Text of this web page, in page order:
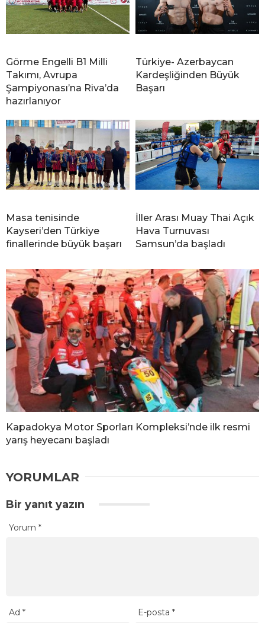
Görme Engelli B1 Milli
Takımı, Avrupa
Şampiyonası’na Riva’da
hazırlanıyor
Türkiye- Azerbaycan
Kardeşliğinden Büyük
Başarı
Masa tenisinde
Kayseri’den Türkiye
finallerinde büyük başarı
İller Arası Muay Thai Açık
Hava Turnuvası
Samsun’da başladı
Kapadokya Motor Sporları Kompleksi’nde ilk resmi
yarış heyecanı başladı
YORUMLAR
Bir yanıt yazın
Yorum *
Ad * E-posta*